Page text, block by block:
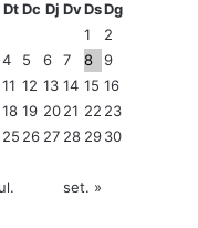
Dt Dc Dj DvDsDg
1
2
4 5 6 7 8
9
11 12 13 14 15 16
18 19 2021 22 23
25 26 27 28 2930
set. »